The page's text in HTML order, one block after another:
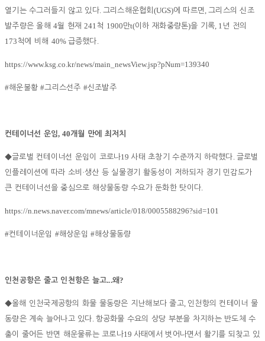
열기는 수그러들지 않고 있다. 그리스해운협회 (UGS)에 따르면 ,그리스의 신조
발주량은 올해4월 현재241척 1900만t(이하 재화중량톤)을 기록, 1 년 전의
173척에 비해 40% 급증했다.
https://www.ksg.co.kr/news/main_newsView.jsp?pNum=139340
#해운불황#그리스선주 #신조발주
컨테이너선 운임, 40개월 만에 최저치
◆글로벌 컨테이너선 운임이 코로나19 사태 초창기 수준까지 하락했다. 글로벌
인플레이션에 따라 소비 ·생산 등 실물경기 활동성이 저하되자 경기 민감도가
큰 컨테이너선을 중심으로 해상물동량 수요가 둔화한 탓이다.
https://n.news.naver.com/mnews/article/018/0005588296?sid=101
#컨테이너운임 #해상운임#해상물동량
인천공항은 줄고 인천항은 늘고...왜?
◆올해 인천국제공항의 화물 물동량은 지난해보다 줄고, 인천항의 컨테이너 물
동량은 계속 늘어나고 있다. 항공화물 수요의 상당 부분을 차지하는 반도체 수
출이 줄어든 반면 해운물류는 코로나19 사태에서 벗어나면서 활기를 되찾고 있